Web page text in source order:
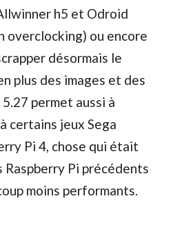
h5 et Odroid
overclocking) ou encore
désormais le
plus des images et des
permet aussi à
certains jeux Sega
Pi 4, chose qui était
Raspberry Pi précédents
moins performants.